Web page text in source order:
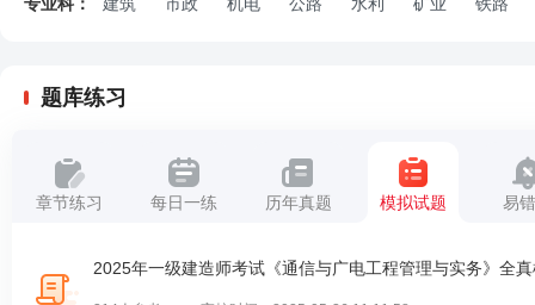
题库练习
章节练习 每日一练 历年真题 模拟试题 易
2025年一级建造师考试《通信与广电工程管理与实务》全